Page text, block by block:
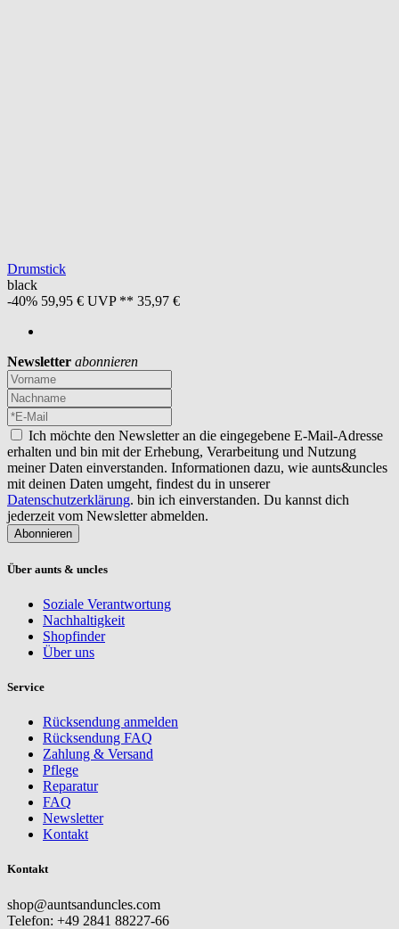
Drumstick
black
-40% 59,95 € UVP ** 35,97 €
Newsletter abonnieren
Ich möchte den Newsletter an die eingegebene E-Mail-Adresse
erhalten und bin mit der Erhebung, Verarbeitung und Nutzung
meiner Daten einverstanden. Informationen dazu, wie aunts&uncles
mit deinen Daten umgeht, findest du in unserer
Datenschutzerklärung. bin ich einverstanden. Du kannst dich
jederzeit vom Newsletter abmelden.
Abonnieren
Über aunts & uncles
Soziale Verantwortung
Nachhaltigkeit
Shopfinder
Über uns
Service
Rücksendung anmelden
Rücksendung FAQ
Zahlung & Versand
Pflege
Reparatur
FAQ
Newsletter
Kontakt
Kontakt
shop@auntsanduncles.com
Telefon: +49 2841 88227-66